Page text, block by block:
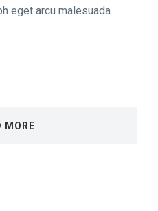
eget arcu malesuada
MORE